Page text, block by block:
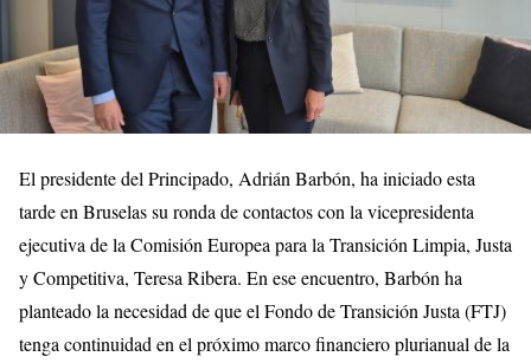
El presidente del Principado, Adrián Barbón, ha iniciado esta
tarde en Bruselas su ronda de contactos con la vicepresidenta
ejecutiva de la Comisión Europea para la Transición Limpia, Justa
y Competitiva, Teresa Ribera. En ese encuentro, Barbón ha
planteado la necesidad de que el Fondo de Transición Justa (FTJ)
tenga continuidad en el próximo marco financiero plurianual de la